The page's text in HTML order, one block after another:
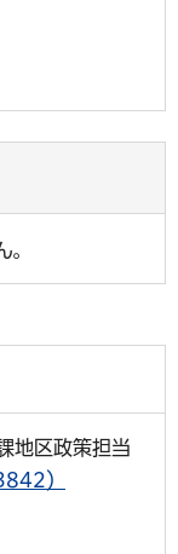
地区政策担当
）